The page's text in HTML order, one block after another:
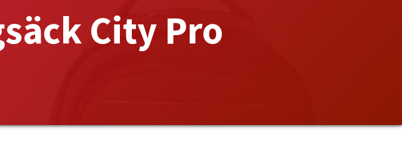
City Pro